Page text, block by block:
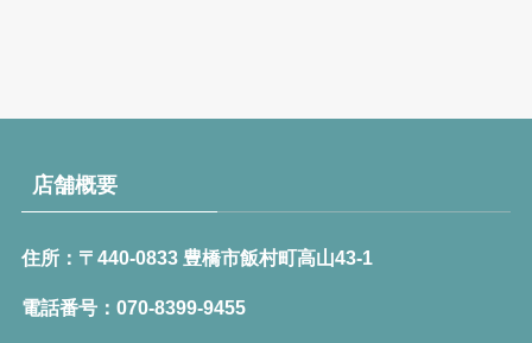
店舗概要
住所：〒440-0833 豊橋市飯村町高山43-1
電話番号：070-8399-9455